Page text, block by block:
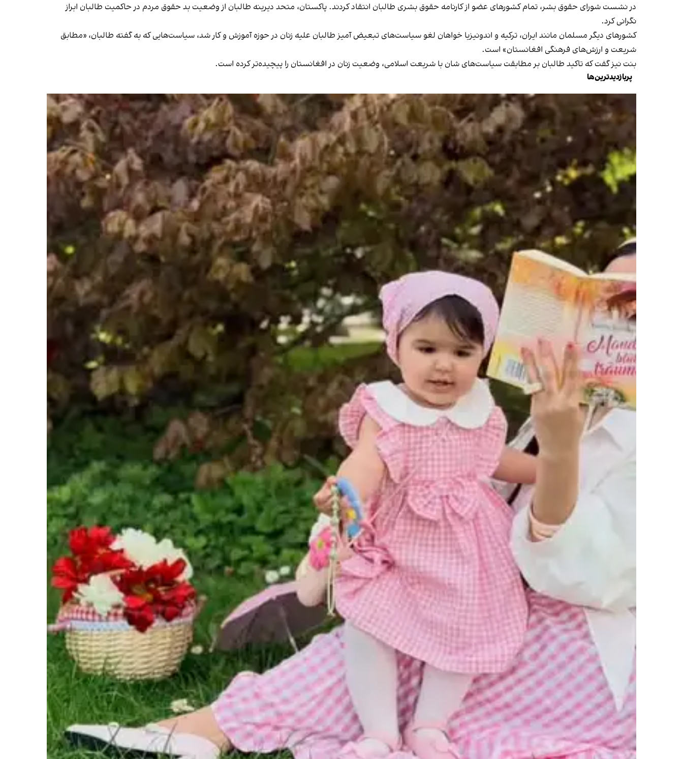
در نشست شورای حقوق بشر، تمام کشورهای عضو از کارنامه حقوق بشری طالبان انتقاد کردند. پاکستان، متحد دیرینه طالبان از وضعیت بد حقوق مردم در حاکمیت طالبان ابراز
نگرانی کرد.
کشورهای دیگر مسلمان مانند ایران، ترکیه و اندونیزیا خواهان لغو سیاست‌های تبعیض آمیز طالبان علیه زنان در حوزه آموزش و کار شد، سیاست‌هایی که به گفته طالبان، «مطابق
شریعت و ارزش‌های فرهنگی افغانستان» است.
بنت نیز گفت که تاکید طالبان بر مطابقت سیاست‌های شان با شریعت اسلامی، وضعیت زنان در افغانستان را پیچیده‌تر کرده است.
پربازدیدترین‌ها